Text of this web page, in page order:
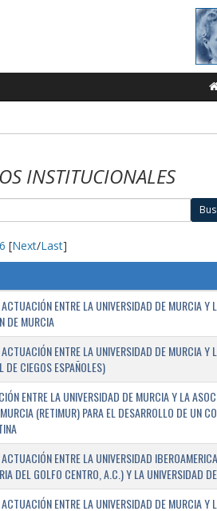
INSTITUCIONALES
6 [Next/Last]
ENTRE LA UNIVERSIDAD DE MURCIA Y
DE MURCIA
ENTRE LA UNIVERSIDAD DE MURCIA Y
DE CIEGOS ESPAÑOLES)
ENTRE LA UNIVERSIDAD DE MURCIA Y LA
(RETIMUR) PARA EL DESARROLLO DE UN
ENTRE LA UNIVERSIDAD
DEL GOLFO CENTRO, A.C.) Y LA UNIVERSIDAD
ENTRE LA UNIVERSIDAD DE MURCIA Y